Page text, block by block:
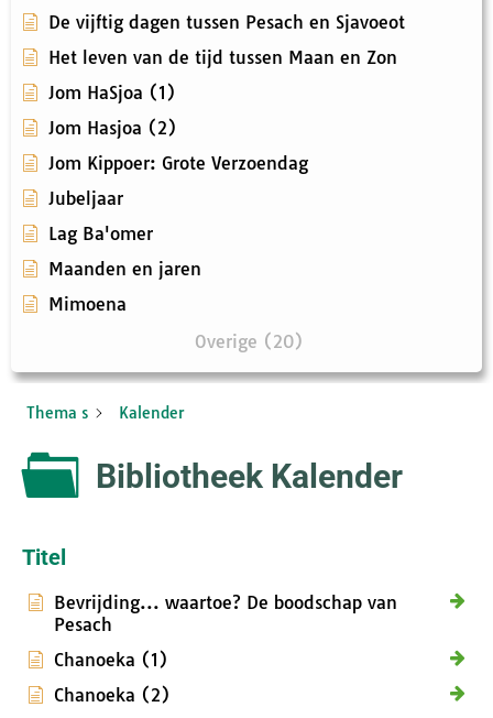
De vijftig dagen tussen Pesach en Sjavoeot
Het leven van de tijd tussen Maan en Zon
Jom HaSjoa (1)
Jom Hasjoa (2)
Jom Kippoer: Grote Verzoendag
Jubeljaar
Lag Ba'omer
Maanden en jaren
Mimoena
Overige (20)
Thema s Kalender
Bibliotheek Kalender
Titel
Bevrijding... waartoe? De boodschap van
Pesach
Chanoeka (1)
Chanoeka (2)